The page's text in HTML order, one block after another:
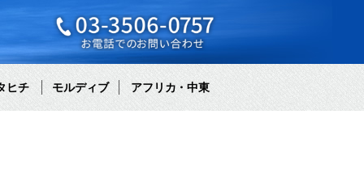
ヒチ モルディブ アフリカ・中東